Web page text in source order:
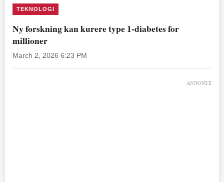
TEKNOLOGI
Ny forskning kan kurere type 1-diabetes for
millioner
March 2, 2026 6:23 PM
ANNONSE